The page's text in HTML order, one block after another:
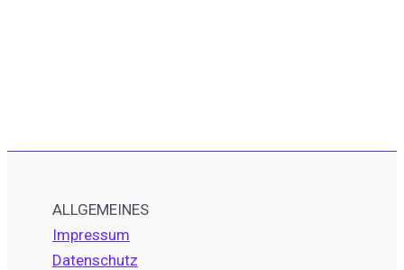
ALLGEMEINES
Impressum
Datenschutz